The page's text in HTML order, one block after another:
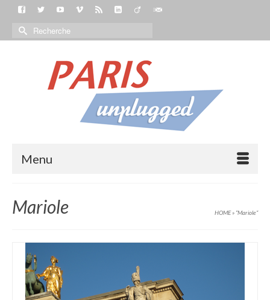
Menu
Mariole HOME» “Mariole“